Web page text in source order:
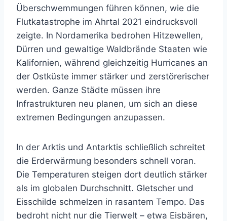
Überschwemmungen führen können, wie die
Flutkatastrophe im Ahrtal 2021 eindrucksvoll
zeigte. In Nordamerika bedrohen Hitzewellen,
Dürren und gewaltige Waldbrände Staaten wie
Kalifornien, während gleichzeitig Hurricanes an
der Ostküste immer stärker und zerstörerischer
werden. Ganze Städte müssen ihre
Infrastrukturen neu planen, um sich an diese
extremen Bedingungen anzupassen.
In der Arktis und Antarktis schließlich schreitet
die Erderwärmung besonders schnell voran.
Die Temperaturen steigen dort deutlich stärker
als im globalen Durchschnitt. Gletscher und
Eisschilde schmelzen in rasantem Tempo. Das
bedroht nicht nur die Tierwelt – etwa Eisbären,